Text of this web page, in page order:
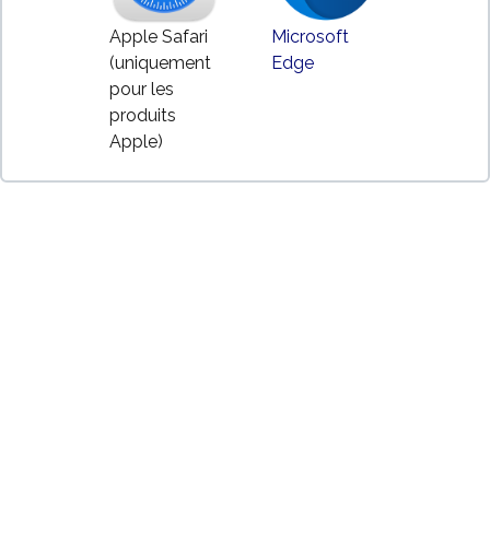
Apple Safari
(uniquement
pour les
produits
Apple)
Microsoft
Edge